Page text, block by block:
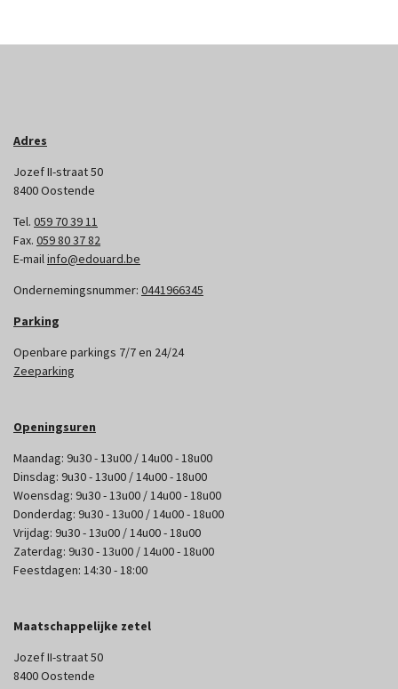
Adres
Jozef II-straat 50
8400 Oostende
Tel. 059 70 39 11
Fax. 059 80 37 82
E-mailinfo@edouard.be
Ondernemingsnummer: 0441966345
Parking
Openbare parkings 7/7 en 24/24
Zeeparking
Openingsuren
Maandag: 9u30 - 13u00 / 14u00 - 18u00
Dinsdag: 9u30 - 13u00 / 14u00 - 18u00
Woensdag: 9u30 - 13u00 / 14u00 - 18u00
Donderdag: 9u30 - 13u00 / 14u00 - 18u00
Vrijdag: 9u30 - 13u00 / 14u00 - 18u00
Zaterdag: 9u30 - 13u00 / 14u00 - 18u00
Feestdagen: 14:30 - 18:00
Maatschappelijke zetel
Jozef II-straat 50
8400 Oostende